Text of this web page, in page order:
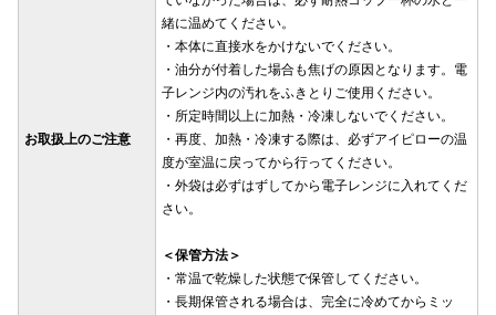
お取扱上のご注意
緒に温めてください。
・本体に直接水をかけないでください。
・油分が付着した場合も焦げの原因となります。電
子レンジ内の汚れをふきとりご使用ください。
・所定時間以上に加熱・冷凍しないでください。
・再度、加熱・冷凍する際は、必ずアイピローの温
度が室温に戻ってから行ってください。
・外袋は必ずはずしてから電子レンジに入れてくだ
さい。
＜保管方法＞
・常温で乾燥した状態で保管してください。
・長期保管される場合は、完全に冷めてからミッ